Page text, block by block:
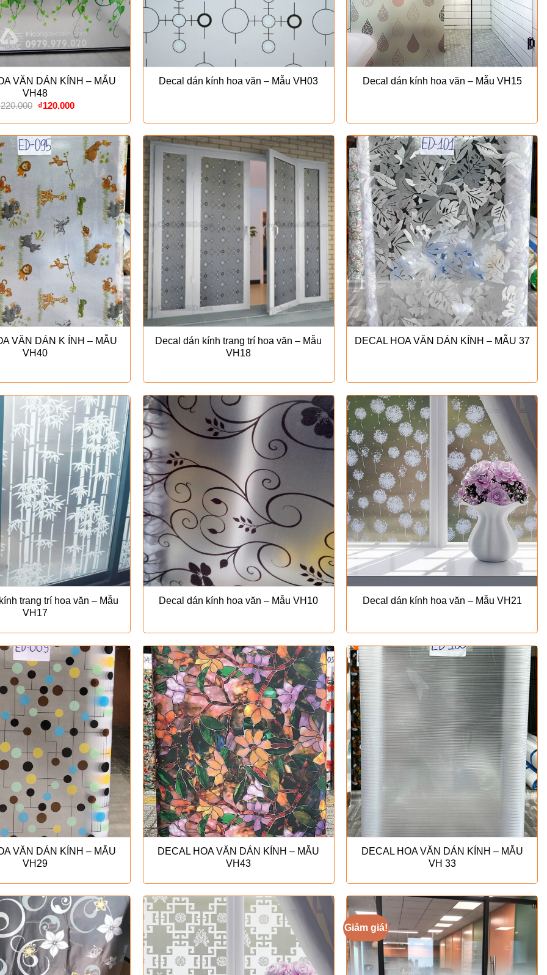
VĂN DÁN KÍNH – MẪU
VH48
220.000 Giá
là:
₫220.000.
₫120.000Giá
tại
là:
₫120.000.
Decal dán kính hoa văn – Mẫu VH03 Decal dán kính hoa văn – Mẫu VH15
VĂN DÁN K ÍNH – MẪU
VH40
Decal dán kính trang trí hoa văn – Mẫu
VH18
DECAL HOA VĂN DÁN KÍNH – MẪU 37
trang trí hoa văn – Mẫu
VH17
Decal dán kính hoa văn – Mẫu VH10 Decal dán kính hoa văn – Mẫu VH21
VĂN DÁN KÍNH – MẪU
VH29
DECAL HOA VĂN DÁN KÍNH – MẪU
VH43
DECAL HOA VĂN DÁN KÍNH – MẪU
VH 33
Giảm giá!